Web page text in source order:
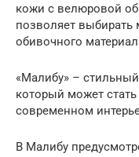
кожи с велюровой
позволяет
обивочного
«Малибу» –
который может
современном
В Малибу